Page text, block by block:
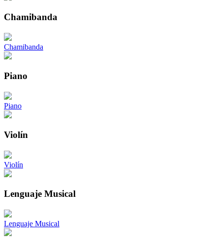
Chamibanda
Chamibanda
Piano
Piano
Violín
Violín
Lenguaje Musical
Lenguaje Musical